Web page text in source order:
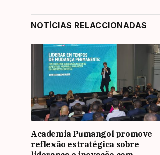
NOTÍCIAS RELACCIONADAS
Academia Pumangol promove
reflexão estratégica sobre